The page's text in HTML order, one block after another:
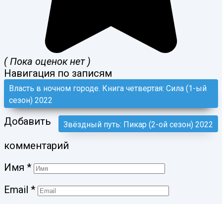
( Пока оценок нет )
Навигация по записям
Власть в ночном городе. Книга четвертая: Сила (1-ый
сезон) 2022
Звёздный путь: Пикар (2-ой сезон) 2022
Добавить
комментарий
Имя *
Email *